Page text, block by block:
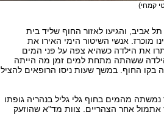
קמחי)
אביב, והגיעו לאזור החוף שליד בית
מוכרז. אנשי השיטור הימי האירו את
את הילדה כשהיא צפה על פני המים
ששהתה מתחת למים זמן מה הייתה
בקו החוף. במשך שעות ניסו הרופאים להציל
מהמים בחוף גלי גליל בנהריה גופתו
בן 83, שנעדר מאז אתמול אחר הצהריים. צוות מד"א שהוזעק